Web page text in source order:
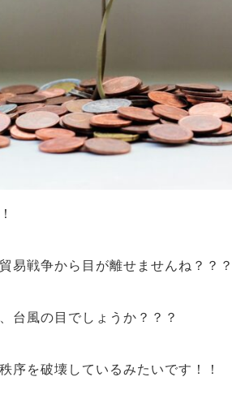
易戦争から目が離せませんね？？？
台風の目 でしょうか？？？
序を破壊 しているみたいです！！